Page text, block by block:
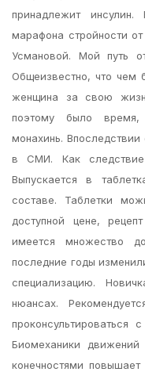
принадлежит
марафона стройности
Усмановой. Мой путь
Общеизвестно, что чем
женщина за свою
поэтому было
монахинь. Впоследствии
в СМИ. Как следствие
Выпускается в
составе. Таблетки
доступной цене,
имеется множество
последние годы
специализацию.
нюансах.
Биомеханики
конечностями